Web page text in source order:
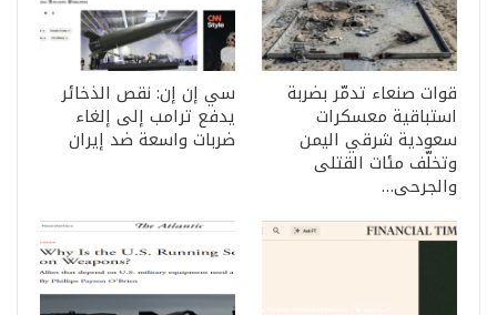
قوات صنعاء تدمّر بضربة
استباقية معسكرات
سعودية شرقي اليمن
وتخلّف مئات القتلى
والجرحى…
سي إن إن: نقص الذخائر
يدفع ترامب إلى إلغاء
ضربات واسعة ضد إيران